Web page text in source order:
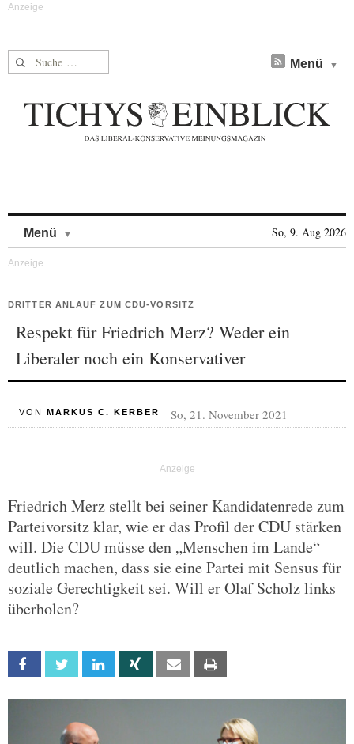
Suche nach: Menü
Menü So, 9. Aug 2026
DRITTER ANLAUF ZUM CDU-VORSITZ
Respekt für Friedrich Merz? Weder ein
Liberaler noch ein Konservativer
VON MARKUS C. KERBER So, 21. November 2021
Friedrich Merz stellt bei seiner Kandidatenrede zum
Parteivorsitz klar, wie er das Profil der CDU stärken
will. Die CDU müsse den „Menschen im Lande“
deutlich machen, dass sie eine Partei mit Sensus für
soziale Gerechtigkeit sei. Will er Olaf Scholz links
überholen?
Facebook Twitter Linkedin Xing Email